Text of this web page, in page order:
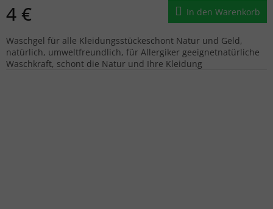
4 € In den Warenkorb
Waschgel für alle Kleidungsstückeschont Natur und Geld,
natürlich, umweltfreundlich, für Allergiker geeignetnatürliche
Waschkraft, schont die Natur und Ihre Kleidung